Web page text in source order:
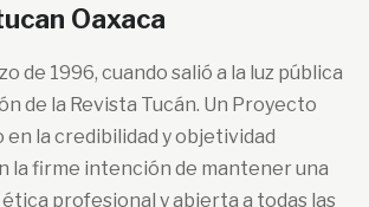
Oaxaca
de 1996, cuando salió a la luz pública
de la Revista Tucán. Un Proyecto
en la credibilidad y objetividad
la firme intención de mantener una
profesional y abierta a todas las